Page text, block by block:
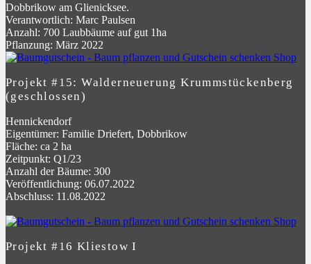
Dobbrikow am Glienicksee.
Verantwortlich: Marc Paulsen
Anzahl: 700 Laubbäume auf gut 1ha
Pflanzung: März 2022
Projekt #15: Walderneuerung Krummstückenberg
(geschlossen)
Hennickendorf
Eigentümer: Familie Driefert, Dobbrikow
Fläche: ca 2 ha
Zeitpunkt: Q1/23
Anzahl der Bäume: 300
Veröffentlichung: 06.07.2022
Abschluss: 11.08.2022
Projekt #16 Kliestow I